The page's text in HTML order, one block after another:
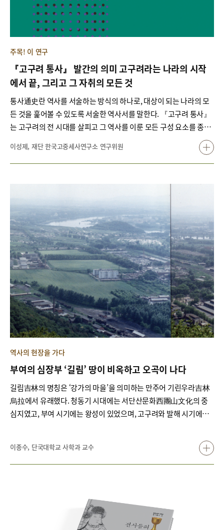
부흥中國夢, ‘일대일로’, ‘신형국제관계’와 ‘인류운명공동체’ 건설 등
의 대외전략을 통해 동아시아를 넘어 아프리카와 유럽까지 팽창하고
있다. 미국의 트럼프 정부에 이어 바이든 정부도 동아시아와 인도·태
평양 지역(대만, 남중국해, 한반도)에서 중국의 영향력을 강하게 견제
하고 있다. 이에 맞서는 시진핑 정부는 한 치의 양보도 없다. 오히려
시진핑 정부는 2013년 공식 출범 이래 미국과의 관계를 신형대국관
계(이후 신형국제관계)로 설정하였고, 특히 제19차 당대회(2017년)
에서는 국가 주석의 임기 관련 ‘헌법 수정’을 통하여 시 주석의 3연임
(2022~)이 가능하도록 제도적으로 정비를 마쳤다. 향후 상당 기간 ‘시
진핑·신시대’ 이념과 정책을 핵심으로 한 중국의 대외 전략이 미·중
와 같은 중국의 정치 일정을 감안하여, 지난 10월 15일 ‘중국 공산당
성립 100년 계기, 중국의 대국화와 한중관계’를 주제로 학술회의를
화에 따른 ‘일탈성’의 맥을 주로 살펴보았다. 그 과정에서 한반도를 둘
러싼 미·중 전략 경쟁과 흡사한 지정학적 위치에 있는 대만 및 베트남
현지 전문가의 중국 연구 사례를 통해 대중 정책의 교훈을 탐색해 보
았다.
주목! 이 연구
『고구려 통사』 발간의 의미 고구려라는 나라의 시작
에서 끝, 그리고 그 자취의 모든 것
통사通史란 역사를 서술하는 방식의 하나로, 대상이 되는 나라의 모
든 것을 훑어볼 수 있도록 서술한 역사서를 말한다. 『고구려 통사』
는 고구려의 전 시대를 살피고 그 역사를 이룬 모든 구성 요소를 종합
적으로 다룬 것이다. 언뜻 보더라도 서술 범위가 방대할 것이라는 점
에서 대상 모두를 어떻게 다룰 수 있을까 하는 우려가 드는, 꽤나 곤란
한 작업임이 분명하다. 그럼에도 이 작업을 시작하게 된 것은 학계의
잘 다루지 않던 『삼국사기』三國史記 고구려본기의 초기 기사를
적극 활용하여 새로운 논의와 방법론이 다각도에서 모색되고 있는 것
도 그 성과의 하나이다. 정치사와 대외관계사를 중심으로 주제가 세
분화되고 다양해지고 있다는 것도 예전과는 다른 모습이다. 고고학에
서는 중국·북한의 연구 성과에 기초하여 남아 있는 유적의 현황을 개
설적으로 정리하던 경향에서 벗어난 지 오래이다. 임진강 이남의 한
반도 중부 지역에서 고구려 유적에 대한 조사가 늘어나면서 고분·성
곽·토기의 양식을 이해하고 편년을 설정하는 등 독자적인 연구 성과
물이 나오는 단계에까지 이르고 있는 것이다. 그러나 현재 학계가 이
용하고 있는 고구려사 개설서는 2007년 재단이 발간한 『고구려의
정치와 사회』, 『고구려의 문화와 사상』이 가장 최신의 것이라 할
수 있다. 이 밖에 『한국사 5 - 삼국의 정치와 사회Ⅰ- 고구려』(국사
개설서와 『고구려사 연구』(노태돈, 1999) 등 개인 연구자의 저작
들도 그때까지의 연구 성과를 반영한 결과물이었다. 이들이 학계의
고구려사 연구에 기여한 바가 적지 않은 것은 물론이다. 하지만 재단
은 다음의 세 가지 이유에서 통사를 발간해야 한다고 판단하였다.
이성제, 재단 한국고중세사연구소 연구위원
역사의 현장을 가다
부여의 심장부 ‘길림’ 땅이 비옥하고 오곡이 나다
길림吉林의 명칭은 ‘강가의 마을’을 의미하는 만주어 기린우라吉林
烏拉에서 유래했다. 청동기 시대에는 서단산문화西團山文化의 중
심지였고, 부여 시기에는 왕성이 있었으며, 고구려와 발해 시기에는
칭이 사용되었는데, 1954년 길림성 인민정부가 장춘長春으로 이전
하기까지 성도省都 역할을 담당했던, 말 그대로 유구한 역사가 깃든
땅이다.
이종수, 단국대학교 사학과 교수